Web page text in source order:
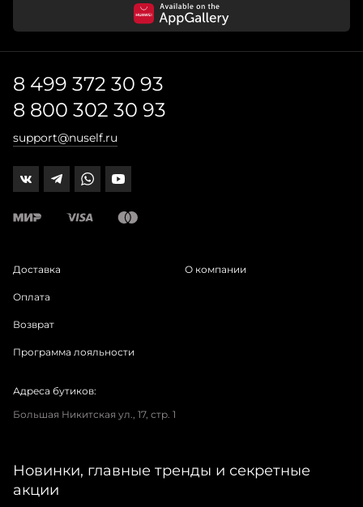
8 499 372 30 93
8 800 302 30 93
support@nuself.ru
Доставка
Оплата
Возврат
Программа лояльности
О компании
Адреса бутиков:
Большая Никитская ул., 17, стр. 1
Новинки, главные тренды и секретные
акции